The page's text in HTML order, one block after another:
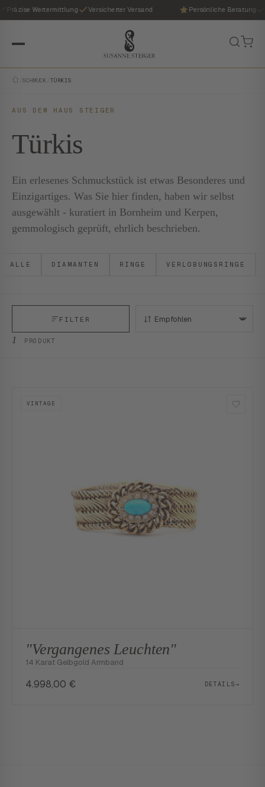
Präzise Wertermittlung Versicherter Versand Persönliche Beratung
SCHMUCK /TÜRKIS
AUS DEM HAUS STEIGER
Türkis
Ein erlesenes Schmuckstück ist etwas Besonderes und
Einzigartiges. Was Sie hier finden, haben wir selbst
ausgewählt - kuratiert in Bornheim und Kerpen,
gemmologisch geprüft, ehrlich beschrieben.
ALLE DIAMANTEN RINGE VERLOBUNGSRINGE
1 PRODUKT
FILTER SORTIEREN:
VINTAGE
"Vergangenes Leuchten"
14 Karat Gelbgold Armband
4.998,00 € DETAILS→